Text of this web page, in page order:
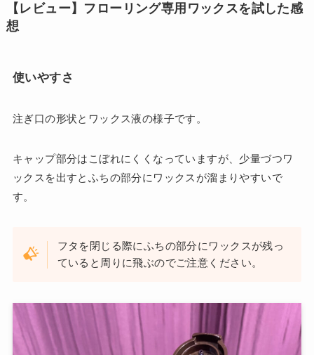
【レビュー】フローリング専用ワックスを試した感
想
使いやすさ
注ぎ口の形状とワックス液の様子です。
キャップ部分はこぼれにくくなっていますが、少量づつワ
ックスを出すとふちの部分にワックスが溜まりやすいで
す。
フタを閉じる際にふちの部分にワックスが残っ
ていると周りに飛ぶのでご注意ください。